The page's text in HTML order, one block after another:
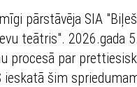
pārstāvēja SIA
teātris".
procesā par
ieskatā šim